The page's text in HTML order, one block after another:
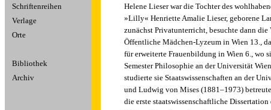
Schriftenreihen
Verlage
Orte
Bibliothek
Archiv
Helene Lieser war die Tochter des
»Lilly« Henriette Amalie Lieser, geborene
zunächst Privatunterricht, besuchte dann die
Öffentliche Mädchen-Lyzeum in Wien 13.,
für erweiterte Frauenbildung in Wien 6., wo
Semester Philosophie an der Universität
studierte sie Staatswissenschaften an der
und Ludwig von Mises (1881–1973)
die erste staatswissenschaftliche